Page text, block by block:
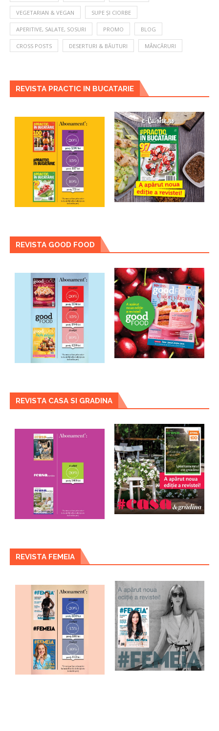
VEGETARIAN & VEGAN SUPE ȘI CIORBE
APERITIVE, SALATE, SOSURI PROMO BLOG
CROSS POSTS DESERTURI & BĂUTURI MÂNCĂRURI
REVISTA PRACTIC IN BUCATARIE
REVISTA GOOD FOOD
REVISTA CASA SI GRADINA
REVISTA FEMEIA